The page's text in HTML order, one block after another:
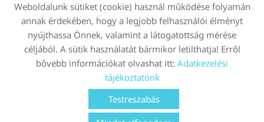
© 2026 - Minden jog fenntartva
Oldal információk
Adatkezelési tájékoztató
Impresszum
Sütik kezelése
Testreszabás
Weboldalunk sütiket (cookie) használ működése folyamán
annak érdekében, hogy a legjobb felhasználói élményt
nyújthassa Önnek, valamint a látogatottság mérése
céljából. A sütik használatát bármikor letilthatja! Erről
bővebb információkat olvashat itt: Adatkezelési
tájékoztatónk